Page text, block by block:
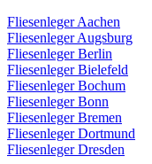
Fliesenleger Aachen
Fliesenleger Augsburg
Fliesenleger Berlin
Fliesenleger Bielefeld
Fliesenleger Bochum
Fliesenleger Bonn
Fliesenleger Bremen
Fliesenleger Dortmund
Fliesenleger Dresden